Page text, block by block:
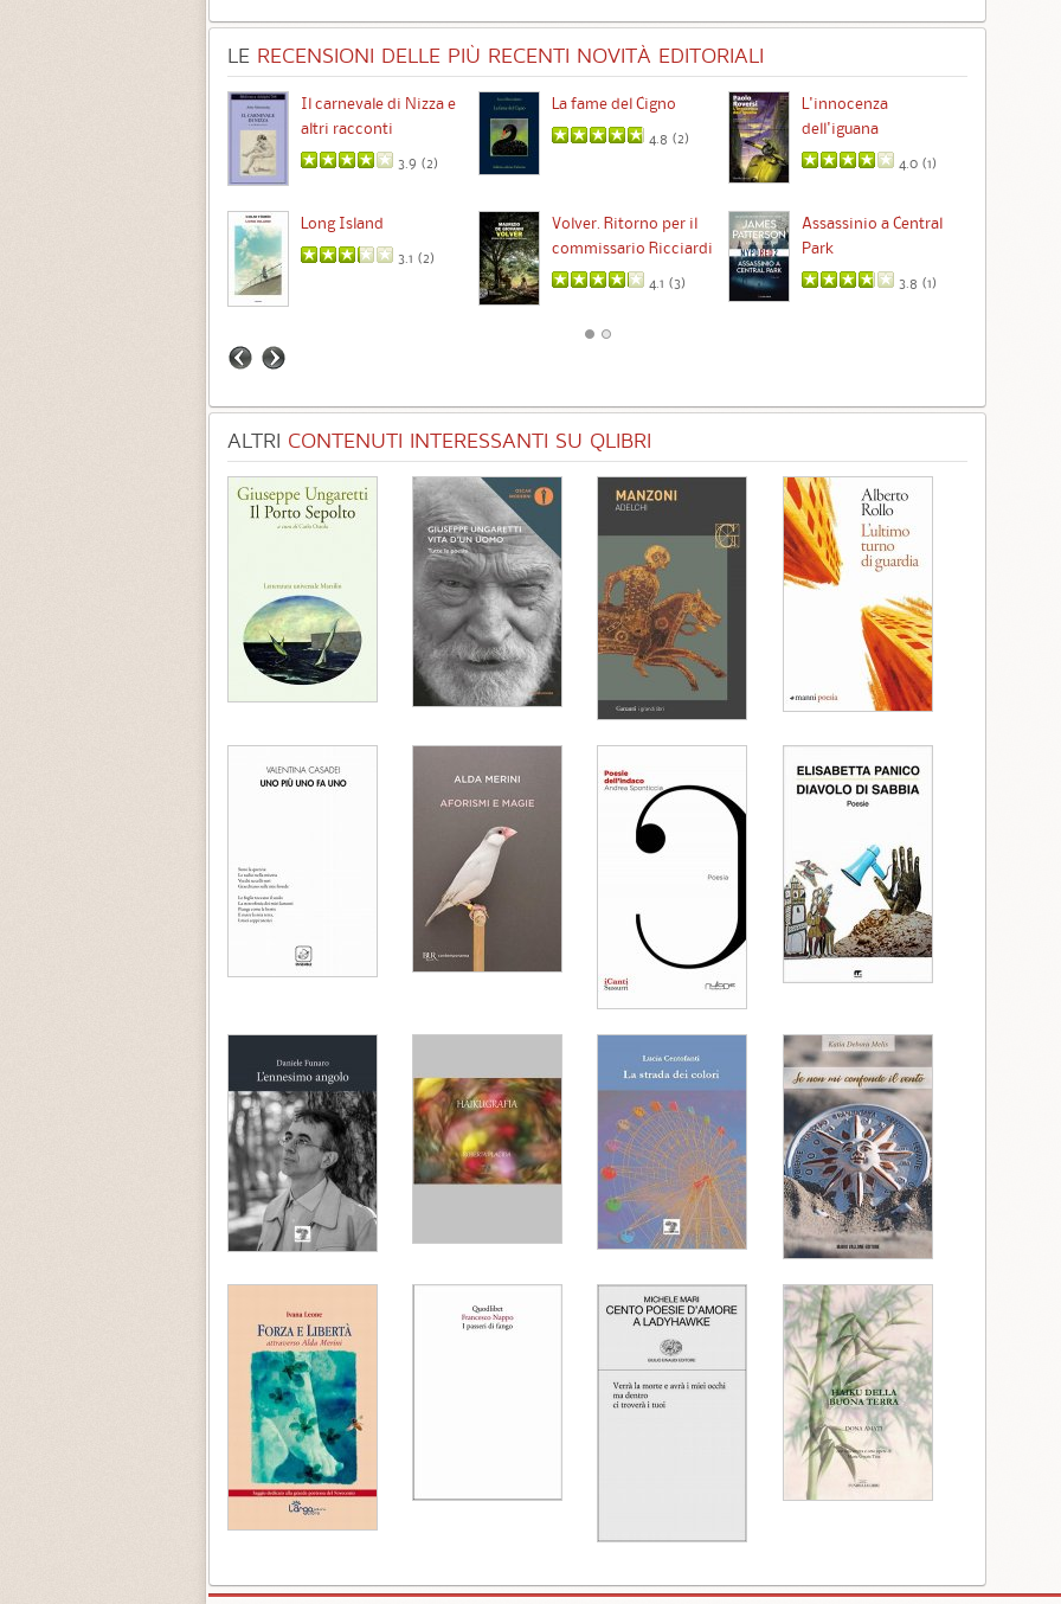
LE RECENSIONI DELLE PIÙ RECENTI NOVITÀ EDITORIALI
Il carnevale di Nizza e
altri racconti
3.9 (2)
La fame del Cigno
4.8 (2)
L'innocenza
dell'iguana
4.0 (1)
Long Island
3.1 (2)
Volver. Ritorno per il
commissario Ricciardi
4.1 (3)
Assassinio a Central
Park
3.8 (1)
ALTRI CONTENUTI INTERESSANTI SU QLIBRI